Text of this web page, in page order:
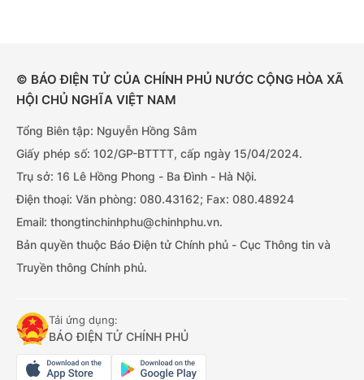
© BÁO ĐIỆN TỬ CỦA CHÍNH PHỦ NƯỚC CỘNG HÒA XÃ
HỘI CHỦ NGHĨA VIỆT NAM
Tổng Biên tập: Nguyễn Hồng Sâm
Giấy phép số: 102/GP-BTTTT, cấp ngày 15/04/2024.
Trụ sở: 16 Lê Hồng Phong - Ba Đình - Hà Nội.
Điện thoại: Văn phòng: 080.43162; Fax: 080.48924
Email: thongtinchinhphu@chinhphu.vn.
Bản quyền thuộc Báo Điện tử Chính phủ - Cục Thông tin và
Truyền thông Chính phủ.
Tải ứng dụng:
BÁO ĐIỆN TỬ CHÍNH PHỦ